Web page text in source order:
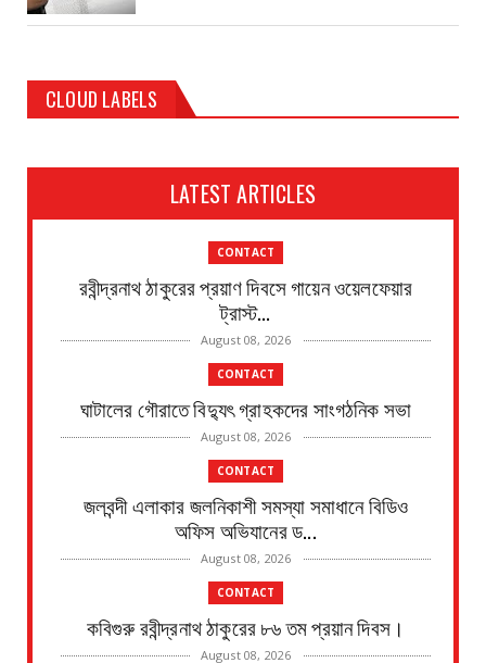
CLOUD LABELS
LATEST ARTICLES
CONTACT
রবীন্দ্রনাথ ঠাকুরের প্রয়াণ দিবসে গায়েন ওয়েলফেয়ার
ট্রাস্ট...
August 08, 2026
CONTACT
ঘাটালের গৌরাতে বিদ্যুৎ গ্রাহকদের সাংগঠনিক সভা
August 08, 2026
CONTACT
জলবন্দী এলাকার জলনিকাশী সমস্যা সমাধানে বিডিও
অফিস অভিযানের ড...
August 08, 2026
CONTACT
কবিগুরু রবীন্দ্রনাথ ঠাকুরের ৮৬ তম প্রয়ান দিবস।
August 08, 2026